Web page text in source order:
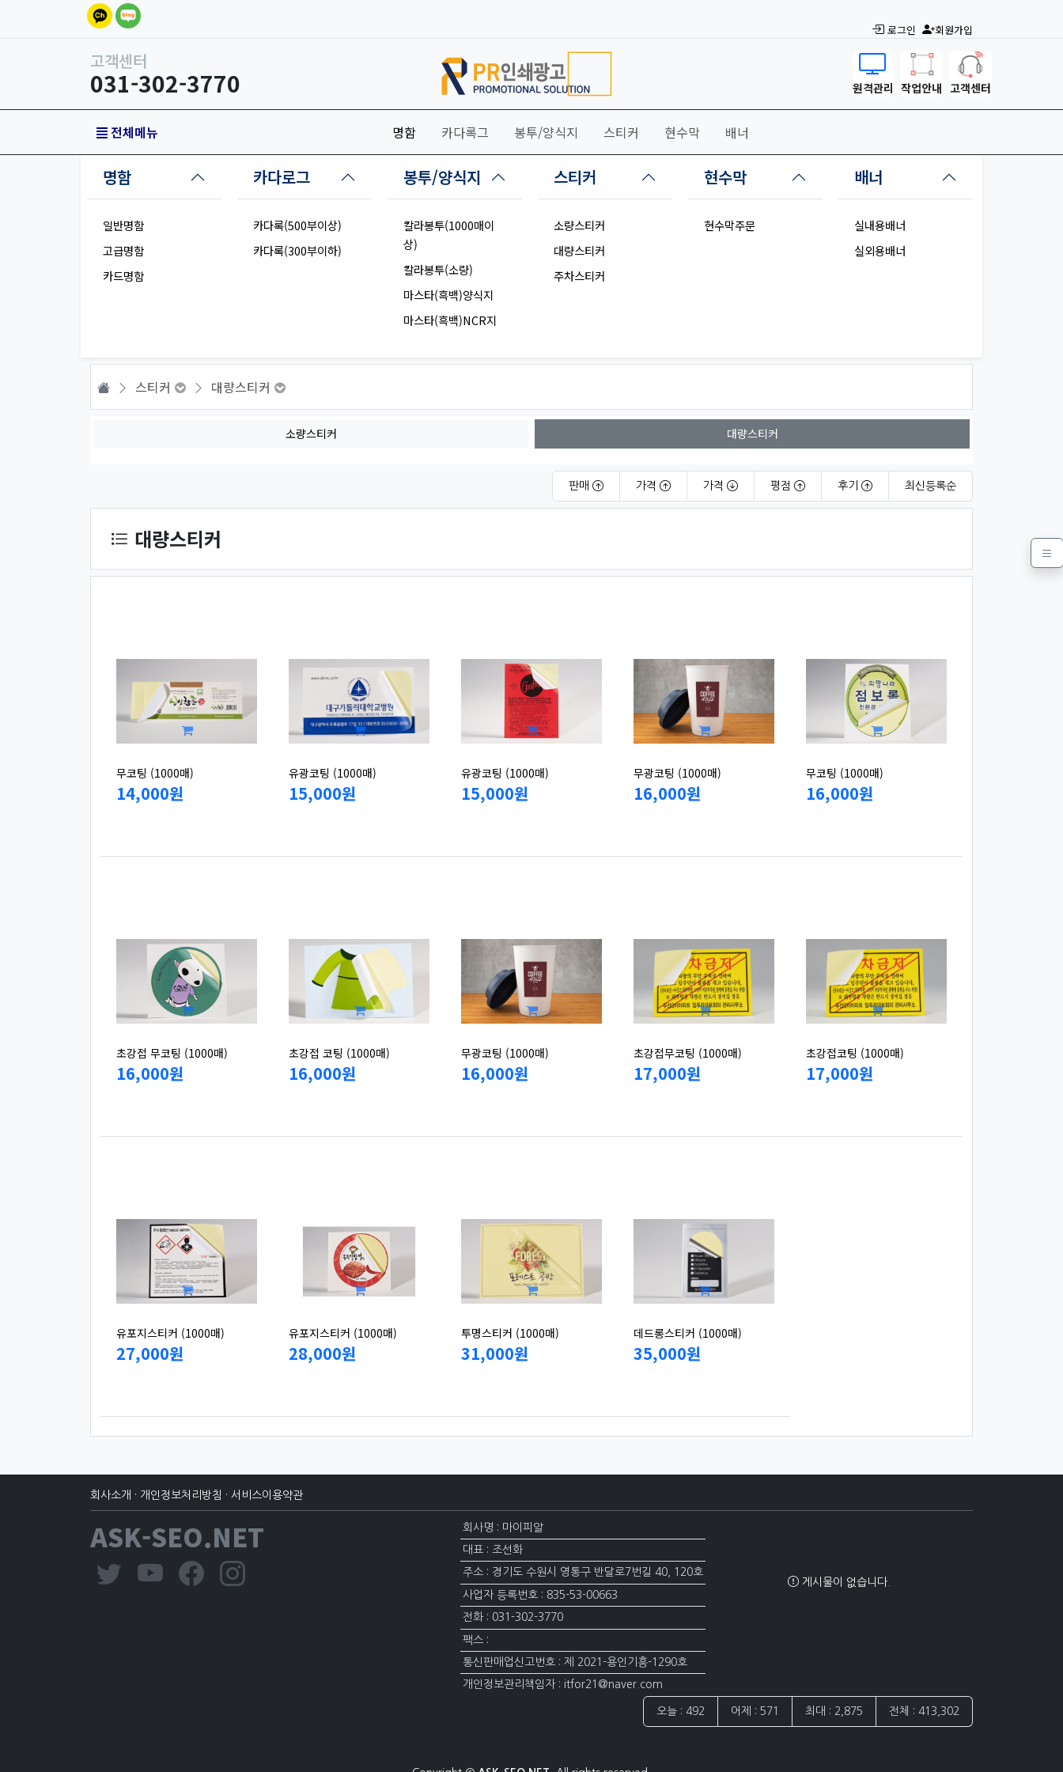
로그인 회원가입
고객센터
031-302-3770 원격관리 작업안내 고객센터
전체메뉴 명함 카다록그 봉투/양식지 스티커 현수막 배너
명함
일반명함
고급명함
카드명함
카다로그
카다록(500부이상)
카다록(300부이하)
봉투/양식지
칼라봉투(1000매이
상)
칼라봉투(소량)
마스타(흑백)양식지
마스타(흑백)NCR지
스티커
소량스티커
대량스티커
주차스티커
현수막
현수막주문
배너
실내용배너
실외용배너
HOME 스티커 대량스티커
소량스티커 대량스티커
판매 가격 가격 평점 후기 최신등록순
대량스티커
무코팅 (1000매)
14,000원
유광코팅 (1000매)
15,000원
유광코팅 (1000매)
15,000원
무광코팅 (1000매)
16,000원
무코팅 (1000매)
16,000원
초강접 무코팅 (1000매)
16,000원
초강접 코팅 (1000매)
16,000원
무광코팅 (1000매)
16,000원
초강접무코팅 (1000매)
17,000원
초강접코팅 (1000매)
17,000원
유포지스티커 (1000매)
27,000원
유포지스티커 (1000매)
28,000원
투명스티커 (1000매)
31,000원
데드롱스티커 (1000매)
35,000원
회사소개 · 개인정보처리방침 · 서비스이용약관
ASK-SEO.NET 회사명 : 마이피알
대표 : 조선화
주소 : 경기도 수원시 영통구 반달로7번길 40, 120호
사업자 등록번호 : 835-53-00663
전화 : 031-302-3770
팩스 :
통신판매업신고번호 : 제 2021-용인기흥-1290호
개인정보관리책임자 : itfor21@naver.com
게시물이 없습니다.
접속자집계
오늘 : 492 어제 : 571 최대 : 2,875 전체 : 413,302